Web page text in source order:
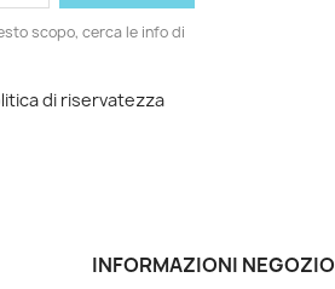
scopo, cerca le info di
di riservatezza
INFORMAZIONI NEGOZIO